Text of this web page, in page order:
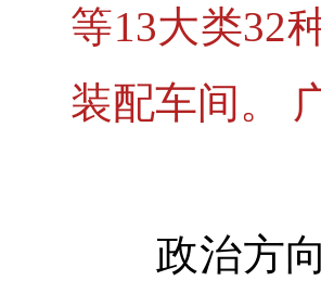
等13大类32
装配车间。
政治方向